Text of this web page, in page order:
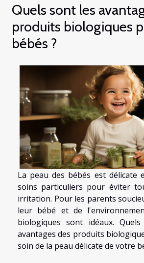
Quels sont les
produits biologiques
bébés ?
La peau des bébés est délicate
soins particuliers pour éviter
irritation. Pour les parents
leur bébé et de
biologiques sont idéaux.
avantages des produits
soin de la peau délicate de votre